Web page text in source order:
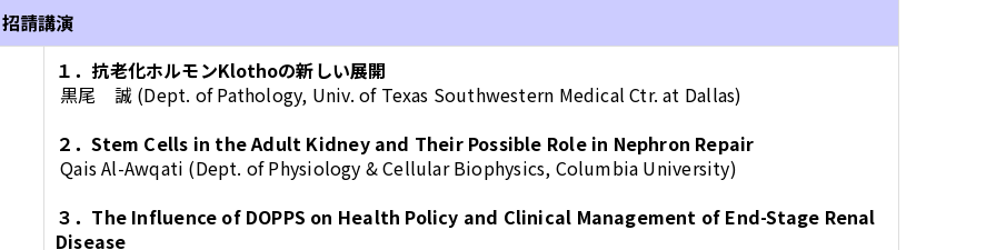
請講演
１．抗老化ホルモンKlothoの新しい展開
黒尾 誠 (Dept. of Pathology, Univ. of Texas Southwestern Medical Ctr. at Dallas)
２．Stem Cells in the Adult Kidney and Their Possible Role in Nephron Repair
Qais Al-Awqati (Dept. of Physiology & Cellular Biophysics, Columbia University)
３．The Influence of DOPPS on Health Policy and Clinical Management of End-Stage Renal
Disease